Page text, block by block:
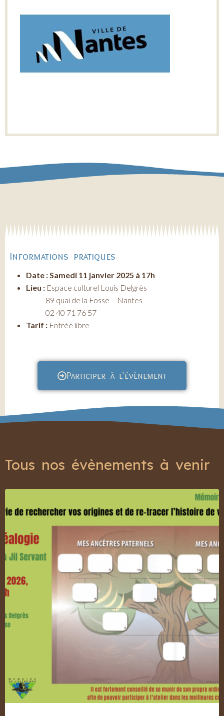
Informations pratiques
Date : Samedi 11 janvier 2025 à 17h
Lieu : Espace culturel Louis Delgrès
89 quai de la Fosse – Nantes
02 40 71 76 57
Tarif : Entrée libre
Participer à l'évènement
Tous nos évènements à venir